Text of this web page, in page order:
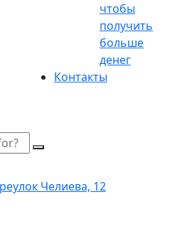
чтобы
получить
больше
денег
Контакты
Челиева, 12